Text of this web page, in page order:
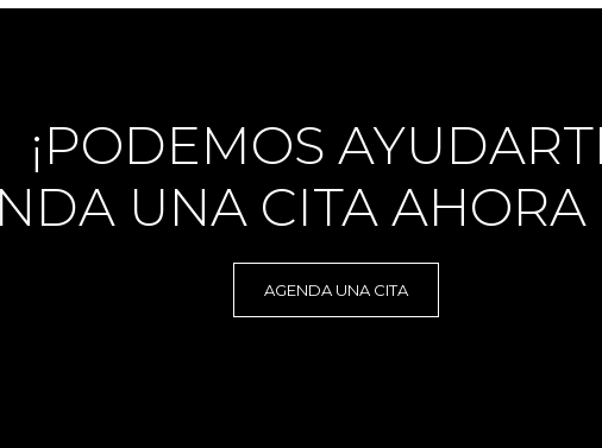
¡PODEMOS
UNA CITA
AGENDA UNA CITA